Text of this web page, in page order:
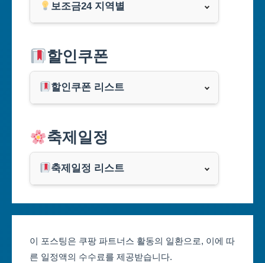
보조금24 지역별
부산광역시
대구광역시
인천광역시
광주광역시
대전광역시
할인쿠폰
할인쿠폰 리스트
쿠팡
클룩
축제일정
축제일정 리스트
이 포스팅은 쿠팡 파트너스 활동의 일환으로, 이에 따
른 일정액의 수수료를 제공받습니다.